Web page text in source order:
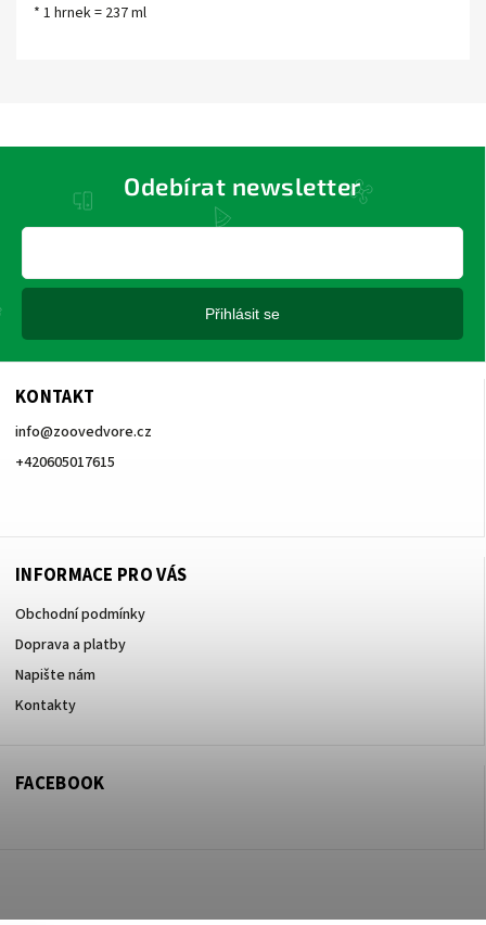
* 1 hrnek = 237 ml
KONTAKT
info@zoovedvore.cz
+420605017615
INFORMACE PRO VÁS
Obchodní podmínky
Doprava a platby
Napište nám
Kontakty
Odebírat newsletter
Přihlásit se
FACEBOOK